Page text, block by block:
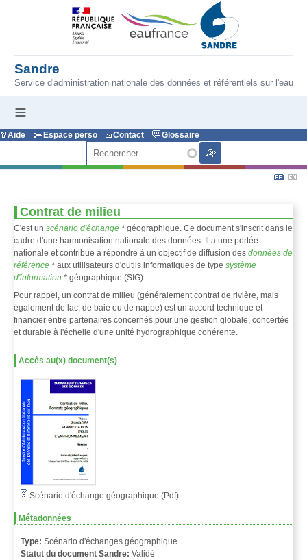
Aller au contenu principal
Sandre
Service d'administration nationale des données et référentiels sur l'eau
Aide Espace perso Contact
Glossaire
Contrat de milieu
C'est un scénario d'échange * géographique. Ce document s'inscrit dans le
cadre d'une harmonisation nationale des données. Il a une portée
nationale et contribue à répondre à un objectif de diffusion des données de
référence * aux utilisateurs d'outils informatiques de type système
d'information * géographique (SIG).
Pour rappel, un contrat de milieu (généralement contrat de rivière, mais
également de lac, de baie ou de nappe) est un accord technique et
financier entre partenaires concernés pour une gestion globale, concertée
et durable à l'échelle d'une unité hydrographique cohérente.
Accès au(x) document(s)
Scénario d'échange géographique (Pdf)
Métadonnées
Type: Scénario d'échanges géographique
Statut du document Sandre: Validé